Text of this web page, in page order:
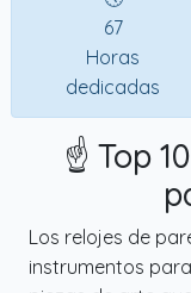
67
Horas
dedicadas
☝️ Top
Los relojes de
instrumentos